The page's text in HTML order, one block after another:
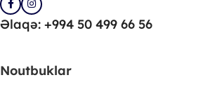
Əlaqə: +994 50 499 66 56
Noutbuklar